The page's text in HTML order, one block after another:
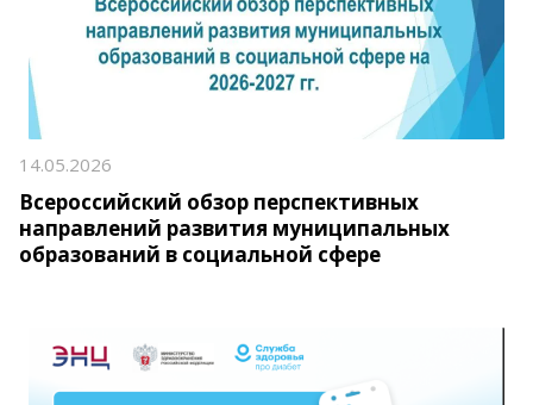
14.05.2026
Всероссийский обзор перспективных
направлений развития муниципальных
образований в социальной сфере